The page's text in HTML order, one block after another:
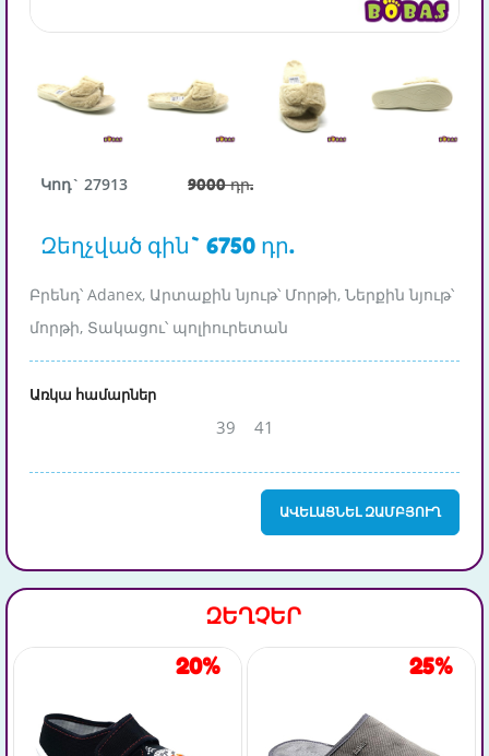
Կոդ` 27913 9000 դր.
Զեղչված գին` 6750 դր.
Բրենդ՝ Adanex, Արտաքին նյութ՝ Մորթի, Ներքին նյութ՝
մորթի, Տակացու՝ պոլիուրետան
Առկա համարներ
39 41
ԱՎԵԼԱՑՆԵԼ ԶԱՄԲՅՈՒՂ
ԶԵՂՉԵՐ
20%
25%